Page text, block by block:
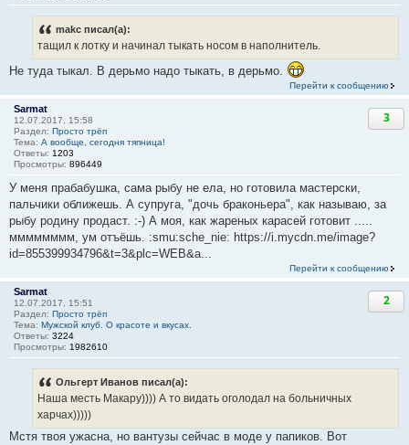
makc писал(а):
тащил к лотку и начинал тыкать носом в наполнитель.
Не туда тыкал. В дерьмо надо тыкать, в дерьмо.
Перейти к сообщению
Sarmat
12.07.2017, 15:58
Раздел: Просто трёп
Тема: А вообще, сегодня тяпница!
Ответы: 1203
Просмотры: 896449
3
У меня прабабушка, сама рыбу не ела, но готовила мастерски,
пальчики оближешь. А супруга, "дочь браконьера", как называю, за
рыбу родину продаст. :-) А моя, как жареных карасей готовит .....
мммммммм, ум отъёшь. :smu:sche_nie: https://i.mycdn.me/image?
id=855399934796&t=3&plc=WEB&a...
Перейти к сообщению
Sarmat
12.07.2017, 15:51
Раздел: Просто трёп
Тема: Мужской клуб. О красоте и вкусах.
Ответы: 3224
Просмотры: 1982610
2
Ольгерт Иванов писал(а):
Наша месть Макару)))) А то видать оголодал на больничных
харчах)))))
Мстя твоя ужасна, но вантузы сейчас в моде у папиков. Вот